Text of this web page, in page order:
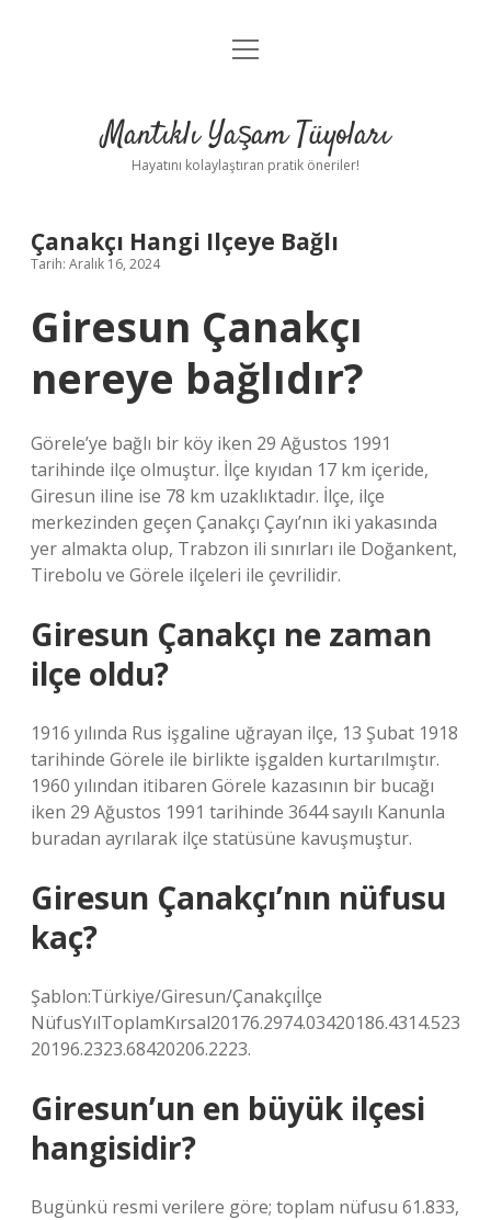
Anasayfa
Yasal Uyarı
menüyü
Mantıklı Yaşam Tüyoları
Hayatını kolaylaştıran pratik öneriler!
Çanakçı Hangi Ilçeye Bağlı
Tarih: Aralık 16, 2024
Giresun Çanakçı
nereye bağlıdır?
Görele’ye bağlı bir köy iken 29 Ağustos 1991
tarihinde ilçe olmuştur. İlçe kıyıdan 17 km içeride,
Giresun iline ise 78 km uzaklıktadır. İlçe, ilçe
merkezinden geçen Çanakçı Çayı’nın iki yakasında
yer almakta olup, Trabzon ili sınırları ile Doğankent,
Tirebolu ve Görele ilçeleri ile çevrilidir.
Giresun Çanakçı ne zaman
ilçe oldu?
1916 yılında Rus işgaline uğrayan ilçe, 13 Şubat 1918
tarihinde Görele ile birlikte işgalden kurtarılmıştır.
1960 yılından itibaren Görele kazasının bir bucağı
iken 29 Ağustos 1991 tarihinde 3644 sayılı Kanunla
buradan ayrılarak ilçe statüsüne kavuşmuştur.
Giresun Çanakçı’nın nüfusu
kaç?
Şablon:Türkiye/Giresun/Çanakçıİlçe
NüfusYılToplamKırsal20176.2974.03420186.4314.523
20196.2323.68420206.2223.
Giresun’un en büyük ilçesi
hangisidir?
Bugünkü resmi verilere göre; toplam nüfusu 61.833,